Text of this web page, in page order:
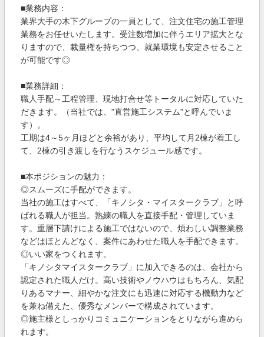
■業務内容：
業界大手の木下グループの一員として、注文住宅の施工管理
業務をお任せいたします。受注数増加に伴うエリア拡大とな
りますので、裁量権を持ちつつ、就業環境も安定させること
が可能です◎
■業務詳細：
職人手配～工程管理、現地打合せ等トータルに対応していた
だきます。（当社では、"直営施工システム"と呼んでいま
す）。
工期は4～5ヶ月ほどと余裕があり、平均して月2棟が着工し
て、2棟の引き渡しを行なうスケジュール感です。
■本ポジションの魅力：
◎スムーズに手配ができます。
当社の施工はすべて、「キノシタ・マイスタークラブ」と呼
ばれる職人が担当。熟練の職人を直接手配・管理していま
す。重層下請けによる施工ではないので、煩わしい調整業務
などはほとんどなく、案件にあわせた職人を手配できます。
◎いい家をつくれます。
「キノシタマイスタークラブ」に加入できるのは、会社から
認定された職人だけ。高い技術やノウハウはもちろん、気配
りあるマナー、細やかな注文にも迅速に対応する機動力など
を兼ね備えた、優秀なメンバーで構成されています。
◎施主様としっかりコミュニケーションをとりながら進めら
れます。